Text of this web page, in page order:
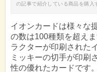
の記事で紹介している商品を購入
イオンカードは様々な
の数は100種類を超え
ラクターが印刷された
ミッキーの切手が印刷
性の優れたカードです